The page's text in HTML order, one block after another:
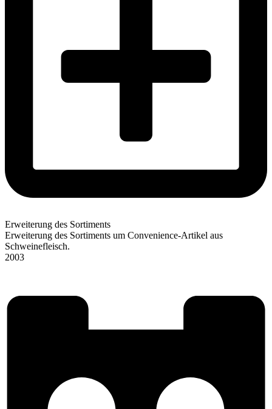
Erweiterung des Sortiments
Erweiterung des Sortiments um Convenience-Artikel aus
Schweinefleisch.
2003